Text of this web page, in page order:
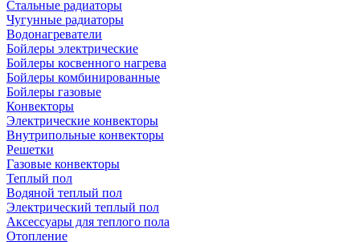
Стальные радиаторы
Чугунные радиаторы
Водонагреватели
Бойлеры электрические
Бойлеры косвенного нагрева
Бойлеры комбинированные
Бойлеры газовые
Конвекторы
Электрические конвекторы
Внутрипольные конвекторы
Решетки
Газовые конвекторы
Теплый пол
Водяной теплый пол
Электрический теплый пол
Аксессуары для теплого пола
Отопление